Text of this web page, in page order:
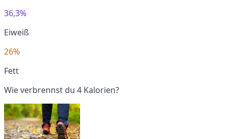
36,3%
Eiweiß
26%
Fett
Wie verbrennst du 4 Kalorien?